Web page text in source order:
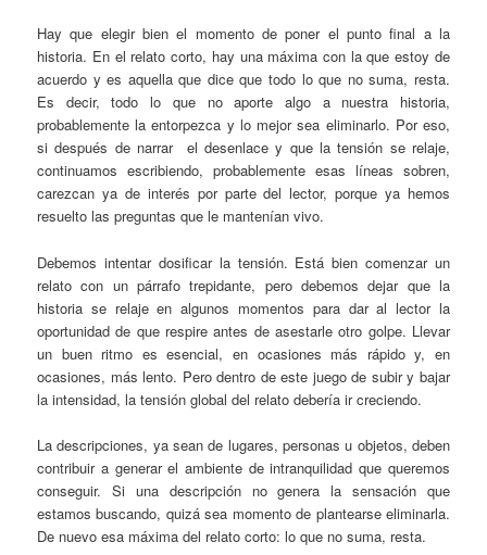
Hay que elegir bien el momento de poner el punto final a la
historia. En el relato corto, hay una máxima con la que estoy de
acuerdo y es aquella que dice que todo lo que no suma, resta.
Es decir, todo lo que no aporte algo a nuestra historia,
probablemente la entorpezca y lo mejor sea eliminarlo. Por eso,
si después de narrar el desenlace y que la tensión se relaje,
continuamos escribiendo, probablemente esas líneas sobren,
carezcan ya de interés por parte del lector, porque ya hemos
resuelto las preguntas que le mantenían vivo.
Debemos intentar dosificar la tensión. Está bien comenzar un
relato con un párrafo trepidante, pero debemos dejar que la
historia se relaje en algunos momentos para dar al lector la
oportunidad de que respire antes de asestarle otro golpe. Llevar
un buen ritmo es esencial, en ocasiones más rápido y, en
ocasiones, más lento. Pero dentro de este juego de subir y bajar
la intensidad, la tensión global del relato debería ir creciendo.
La descripciones, ya sean de lugares, personas u objetos, deben
contribuir a generar el ambiente de intranquilidad que queremos
conseguir. Si una descripción no genera la sensación que
estamos buscando, quizá sea momento de plantearse eliminarla.
De nuevo esa máxima del relato corto: lo que no suma, resta.